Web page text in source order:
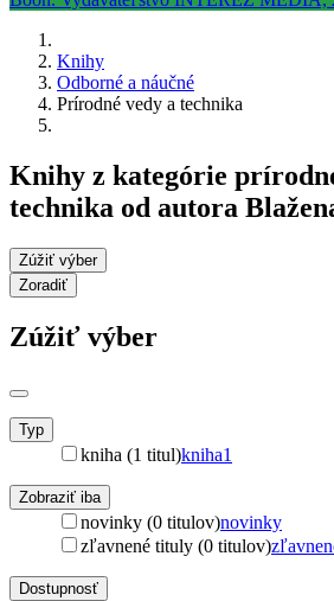
Knihy
Odborné a náučné
Prírodné vedy a technika
Knihy z kategórie
technika od autora
Zúžiť výber
Zoradiť
Zúžiť výber
Typ
kniha (1 titul)kniha1
Zobraziť iba
novinky (0 titulov)novinky
zľavnené tituly (0 titulov)
Dostupnosť